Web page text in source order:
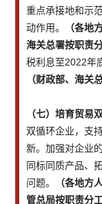
重点承接地和示
动作用。
（各地
海关总署按职责
税利息至2022年
（财政部、海关
（七）培育贸易
双循环企业，支
新。加强对企业
同标同质产品、
问题。
（各地方
管总局按职责分工